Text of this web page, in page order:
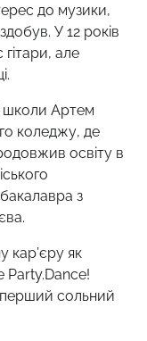
до музики,
У 12 років
але
школи Артем
коледжу, де
освіту в
з
кар’єру як
Party.Dance!
перший сольний